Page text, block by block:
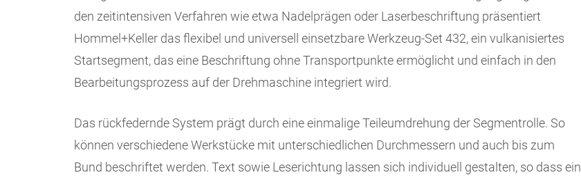
den zeitintensiven Verfahren wie etwa Nadelprägen oder Laserbeschriftung präsentiert
Hommel+Keller das flexibel und universell einsetzbare Werkzeug-Set 432, ein vulkanisiertes
Startsegment, das eine Beschriftung ohne Transportpunkte ermöglicht und einfach in den
Bearbeitungsprozess auf der Drehmaschine integriert wird.
Das rückfedernde System prägt durch eine einmalige Teileumdrehung der Segmentrolle. So
können verschiedene Werkstücke mit unterschiedlichen Durchmessern und auch bis zum
Bund beschriftet werden. Text sowie Leserichtung lassen sich individuell gestalten, so dass ein